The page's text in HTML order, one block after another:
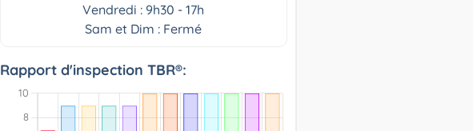
Vendredi : 9h30 - 17h
Sam et Dim : Fermé
Rapport d'inspection TBR®: